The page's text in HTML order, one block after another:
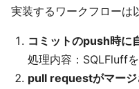
実装するワークフローは
コミットのpush時に
処理内容：SQLFluff
pull requestがマージ